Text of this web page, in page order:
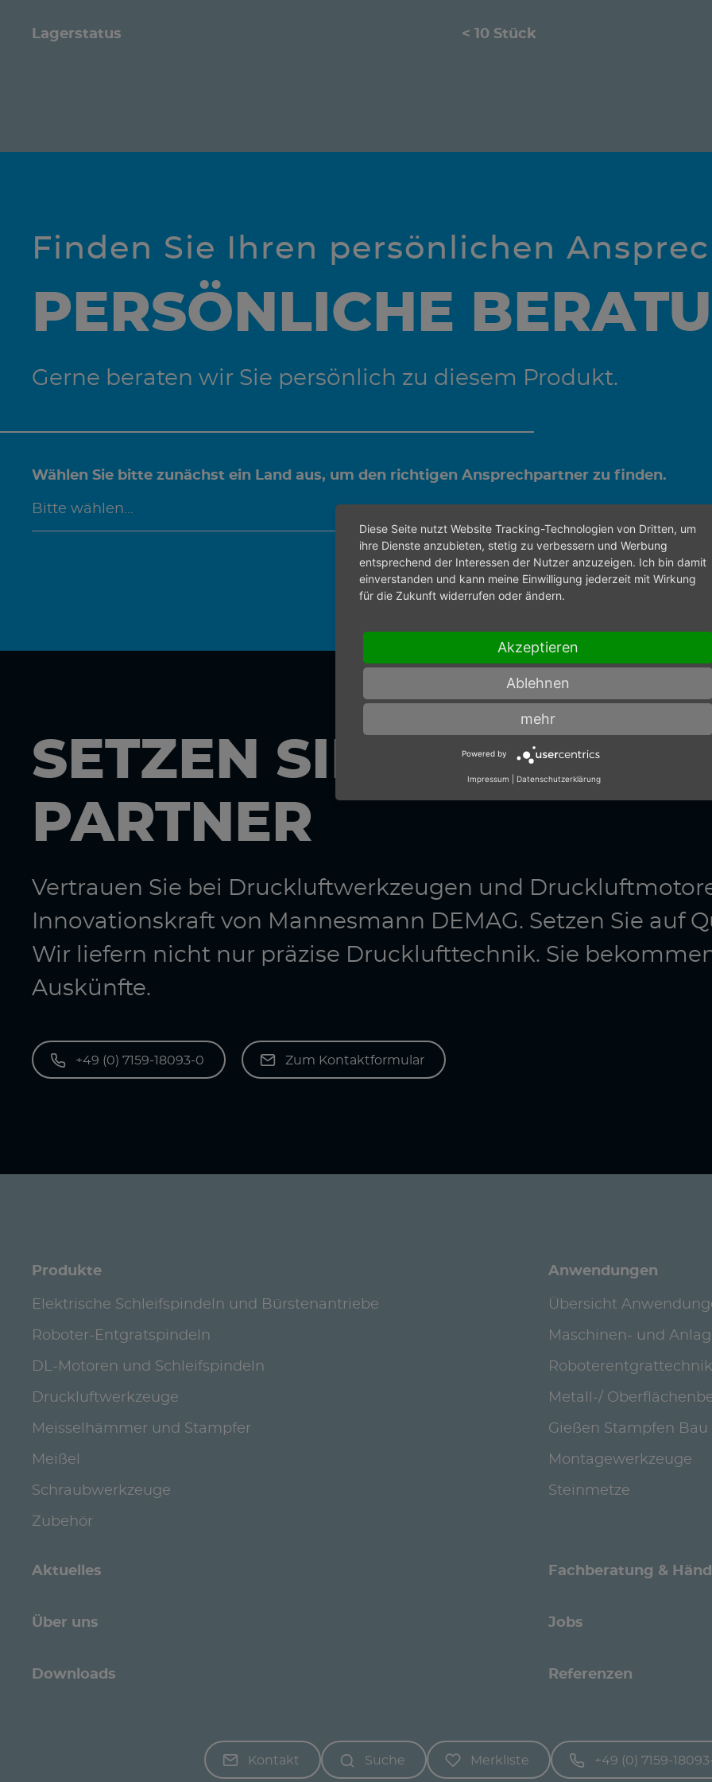
Lagerstatus < 10 Stück
Finden Sie Ihren persönlichen
PERSÖNLICHE
Gerne beraten wir Sie persönlich zu diesem Produkt.
Wählen Sie bitte zunächst ein Land aus, um den richtigen Ansprechpartner zu finden.
SETZEN SIE AUF
PARTNER
Vertrauen Sie bei Druckluftwerkzeugen und
Innovationskraft von Mannesmann DEMAG. Setzen Sie auf
Wir liefern nicht nur präzise Drucklufttechnik. Sie
Auskünfte.
+49 (0) 7159-18093-0 Zum Kontaktformular
Produkte
Elektrische Schleifspindeln und Bürstenantriebe
Roboter-Entgratspindeln
DL-Motoren und Schleifspindeln
Druckluftwerkzeuge
Meisselhämmer und Stampfer
Meißel
Schraubwerkzeuge
Zubehör
Anwendungen
Übersicht
Maschinen- und
Roboterentgrattechnik
Metall-/
Gießen Stampfen
Montagewerkzeuge
Steinmetze
Aktuelles Fachberatung &
Über uns Jobs
Downloads Referenzen
Kontakt Suche Merkliste +49 (0) 7159-
Diese Seite nutzt Website Tracking-Technologien von Dritten, um
ihre Dienste anzubieten, stetig zu verbessern und Werbung
entsprechend der Interessen der Nutzer anzuzeigen. Ich bin damit
einverstanden und kann meine Einwilligung jederzeit mit Wirkung
für die Zukunft widerrufen oder ändern.
Akzeptieren
Ablehnen
mehr
Powered by
Impressum Datenschutzerklärung